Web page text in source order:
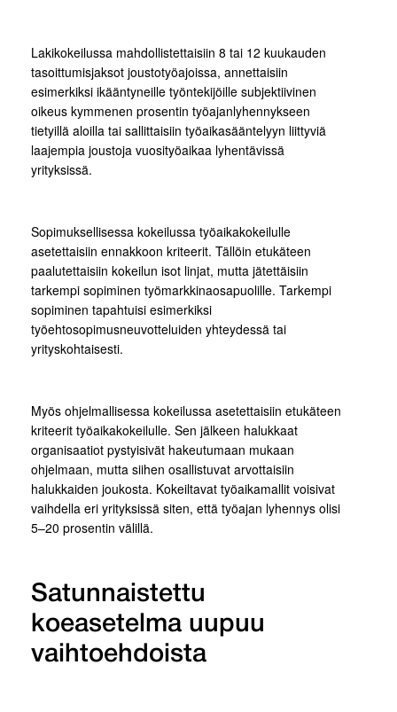
Lakikokeilussa mahdollistettaisiin 8 tai 12 kuukauden
tasoittumisjaksot joustotyöajoissa, annettaisiin
esimerkiksi ikääntyneille työntekijöille subjektiivinen
oikeus kymmenen prosentin työajanlyhennykseen
tietyillä aloilla tai sallittaisiin työaikasääntelyyn liittyviä
laajempia joustoja vuosityöaikaa lyhentävissä
yrityksissä.
Sopimuksellisessa kokeilussa työaikakokeilulle
asetettaisiin ennakkoon kriteerit. Tällöin etukäteen
paalutettaisiin kokeilun isot linjat, mutta jätettäisiin
tarkempi sopiminen työmarkkinaosapuolille. Tarkempi
sopiminen tapahtuisi esimerkiksi
työehtosopimusneuvotteluiden yhteydessä tai
yrityskohtaisesti.
Myös ohjelmallisessa kokeilussa asetettaisiin etukäteen
kriteerit työaikakokeilulle. Sen jälkeen halukkaat
organisaatiot pystyisivät hakeutumaan mukaan
ohjelmaan, mutta siihen osallistuvat arvottaisiin
halukkaiden joukosta. Kokeiltavat työaikamallit voisivat
vaihdella eri yrityksissä siten, että työajan lyhennys olisi
5–20 prosentin välillä.
Satunnaistettu
koeasetelma uupuu
vaihtoehdoista